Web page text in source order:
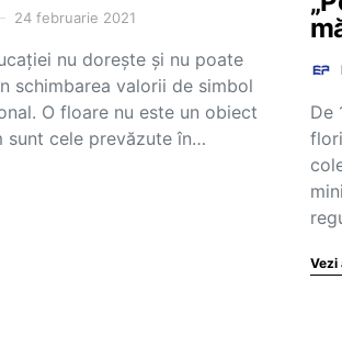
24 februarie 2021
nu dorește și nu poate
schimbarea valorii de simbol
O floare nu este un obiect
sunt cele prevăzute în…
De
Vezi